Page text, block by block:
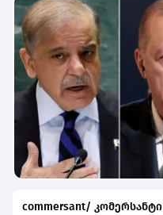
commersant/ კომერსანტი